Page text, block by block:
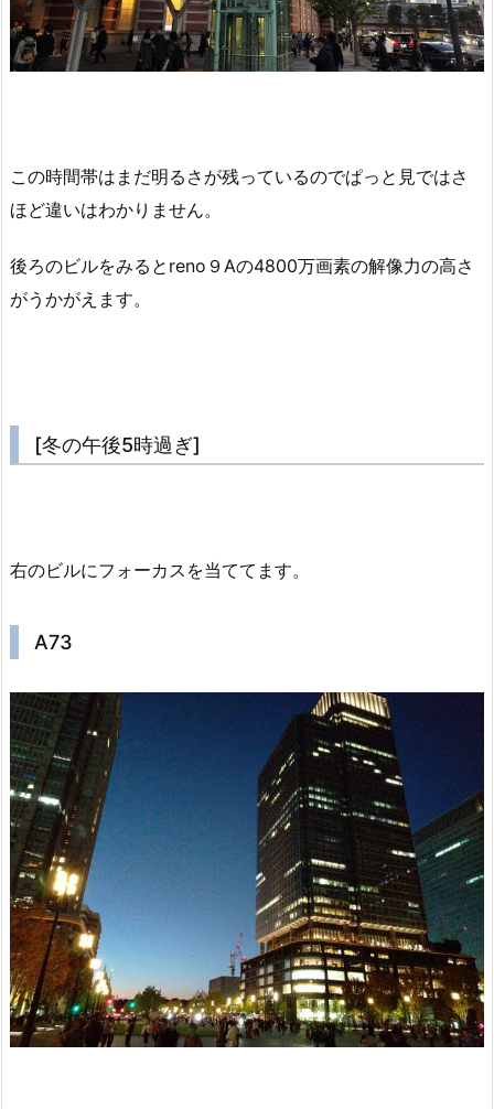
この時間帯はまだ明るさが残っているのでぱっと見ではさ
ほど違いはわかりません。
後ろのビルをみるとreno９Aの4800万画素の解像力の高さ
がうかがえます。
[冬の午後5時過ぎ]
右のビルにフォーカスを当ててます。
A73